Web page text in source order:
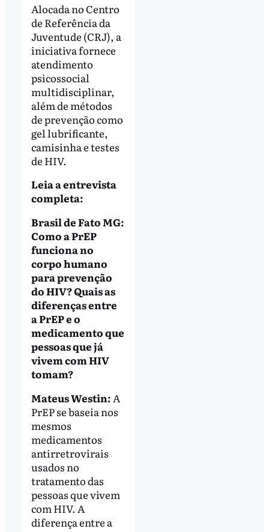
Alocada no Centro
de Referência da
Juventude (CRJ), a
iniciativa fornece
atendimento
psicossocial
multidisciplinar,
além de métodos
de prevenção como
gel lubrificante,
camisinha e testes
de HIV.
Leia a entrevista
completa:
Brasil de Fato MG:
Como a PrEP
funciona no
corpo humano
para prevenção
do HIV? Quais as
diferenças entre
a PrEP e o
medicamento que
pessoas que já
vivem com HIV
tomam?
Mateus Westin:A
PrEP se baseia nos
mesmos
medicamentos
antirretrovirais
usados no
tratamento das
pessoas que vivem
com HIV. A
diferença entre a